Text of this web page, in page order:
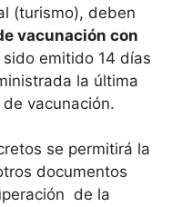
(turismo), deben
vacunación con
emitido 14 días
la última
vacunación.
se permitirá la
documentos
de la